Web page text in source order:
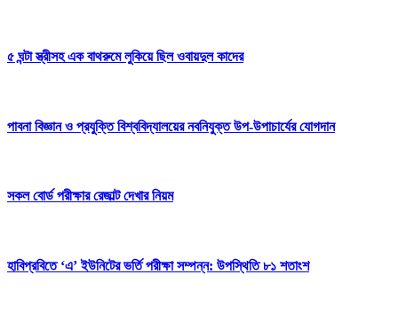
৫ ঘন্টা স্ত্রীসহ এক বাথরুমে লুকিয়ে ছিল ওবায়দুল কাদের
পাবনা বিজ্ঞান ও প্রযুক্তি বিশ্ববিদ্যালয়ের নবনিযুক্ত উপ-উপাচার্যের যোগদান
সকল বোর্ড পরীক্ষার রেজাল্ট দেখার নিয়ম
হাবিপ্রবিতে ‘এ’ ইউনিটের ভর্তি পরীক্ষা সম্পন্ন: উপস্থিতি ৮১ শতাংশ